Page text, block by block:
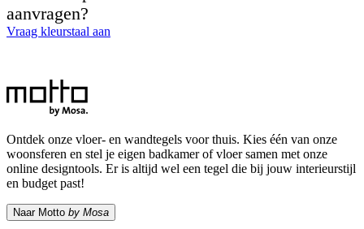
aanvragen?
Vraag kleurstaal aan
Ontdek onze vloer- en wandtegels voor thuis. Kies één van onze
woonsferen en stel je eigen badkamer of vloer samen met onze
online designtools. Er is altijd wel een tegel die bij jouw interieurstijl
en budget past!
Naar Motto by Mosa